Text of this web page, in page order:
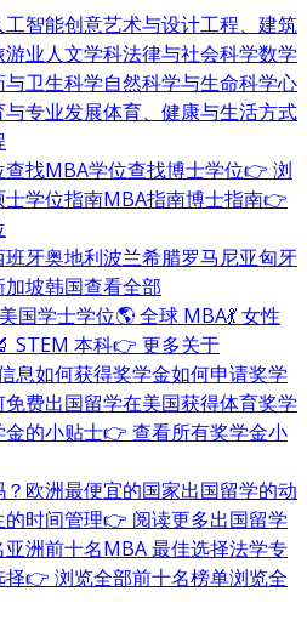
工智能创意艺术与设计工程、建筑
游业人文学科法律与社会科学数学
与卫生科学自然科学与生命科学心
专业发展体育、健康与生活方式
查找MBA学位查找博士学位👉 浏
士学位指南MBA指南博士指南👉
班牙奥地利波兰希腊罗马尼亚匈牙
加坡韩国查看全部
国学士学位🌎 全球 MBA💃 女性
STEM 本科👉 更多关于
息如何获得奖学金如何申请奖学
免费出国留学在美国获得体育奖学
的小贴士👉 查看所有奖学金小
欧洲最便宜的国家出国留学的动
的时间管理👉 阅读更多出国留学
亚洲前十名MBA 最佳选择法学专
择👉 浏览全部前十名榜单浏览全